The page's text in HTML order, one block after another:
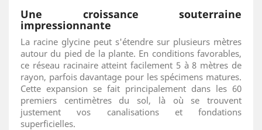
Une croissance souterraine
impressionnante
La racine glycine peut s'étendre sur plusieurs mètres
autour du pied de la plante. En conditions favorables,
ce réseau racinaire atteint facilement 5 à 8 mètres de
rayon, parfois davantage pour les spécimens matures.
Cette expansion se fait principalement dans les 60
premiers centimètres du sol, là où se trouvent
justement vos canalisations et fondations
superficielles.